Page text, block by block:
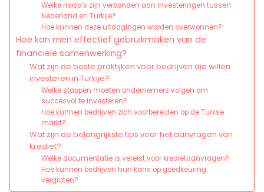
Welke risico’s zijn verbonden aan investeringen tussen
Nederland en Turkije?
Hoe kunnen deze uitdagingen worden overwonnen?
Hoe kan men effectief gebruikmaken van de
financiële samenwerking?
Wat zijn de beste praktijken voor bedrijven die willen
investeren in Turkije?
Welke stappen moeten ondernemers volgen om
succesvol te investeren?
Hoe kunnen bedrijven zich voorbereiden op de Turkse
markt?
Wat zijn de belangrijkste tips voor het aanvragen van
krediet?
Welke documentatie is vereist voor kredietaanvragen?
Hoe kunnen bedrijven hun kans op goedkeuring
vergroten?